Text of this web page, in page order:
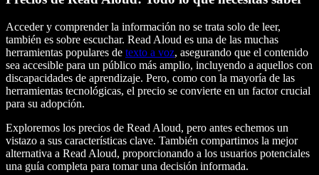
Acceder y comprender la información no se trata solo de leer,
también es sobre escuchar. Read Aloud es una de las muchas
herramientas populares de texto a voz, asegurando que el contenido
sea accesible para un público más amplio, incluyendo a aquellos con
discapacidades de aprendizaje. Pero, como con la mayoría de las
herramientas tecnológicas, el precio se convierte en un factor crucial
para su adopción.
Exploremos los precios de Read Aloud, pero antes echemos un
vistazo a sus características clave. También compartimos la mejor
alternativa a Read Aloud, proporcionando a los usuarios potenciales
una guía completa para tomar una decisión informada.